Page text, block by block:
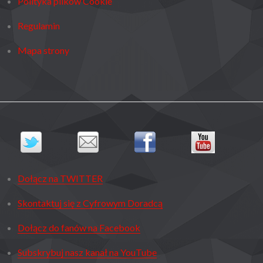
Regulamin
Mapa strony
Dołącz na TWITTER
Skontaktuj się z Cyfrowym Doradcą
Dołącz do fanów na Facebook
Subskrybuj nasz kanał na YouTube